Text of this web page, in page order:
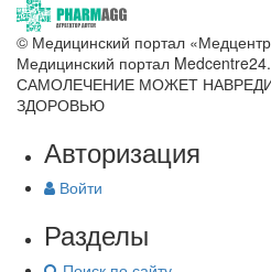
© Медицинский портал
Медицинский портал
САМОЛЕЧЕНИЕ МОЖЕТ
ЗДОРОВЬЮ
Авторизация
Войти
Разделы